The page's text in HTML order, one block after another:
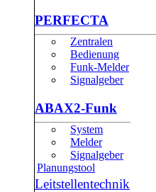
PERFECTA
Zentralen
Bedienung
Funk-Melder
Signalgeber
ABAX2-Funk
System
Melder
Signalgeber
Planungstool
Leitstellentechnik